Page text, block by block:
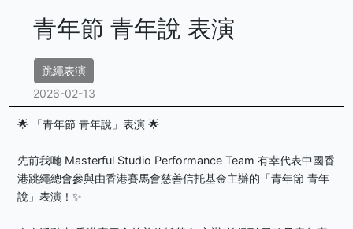
青年節 青年說 表演
跳繩表演
2026-02-13
🌟 「青年節 青年說」表演 🌟
先前我哋 Masterful Studio Performance Team 有幸代表中國香
港跳繩總會參與由香港賽馬會慈善信托基金主辦的「青年節 青年
說」表演！✨